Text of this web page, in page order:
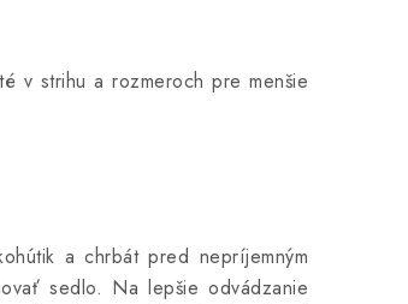
v strihu a rozmeroch pre menšie
a chrbát pred nepríjemným
sedlo. Na lepšie odvádzanie